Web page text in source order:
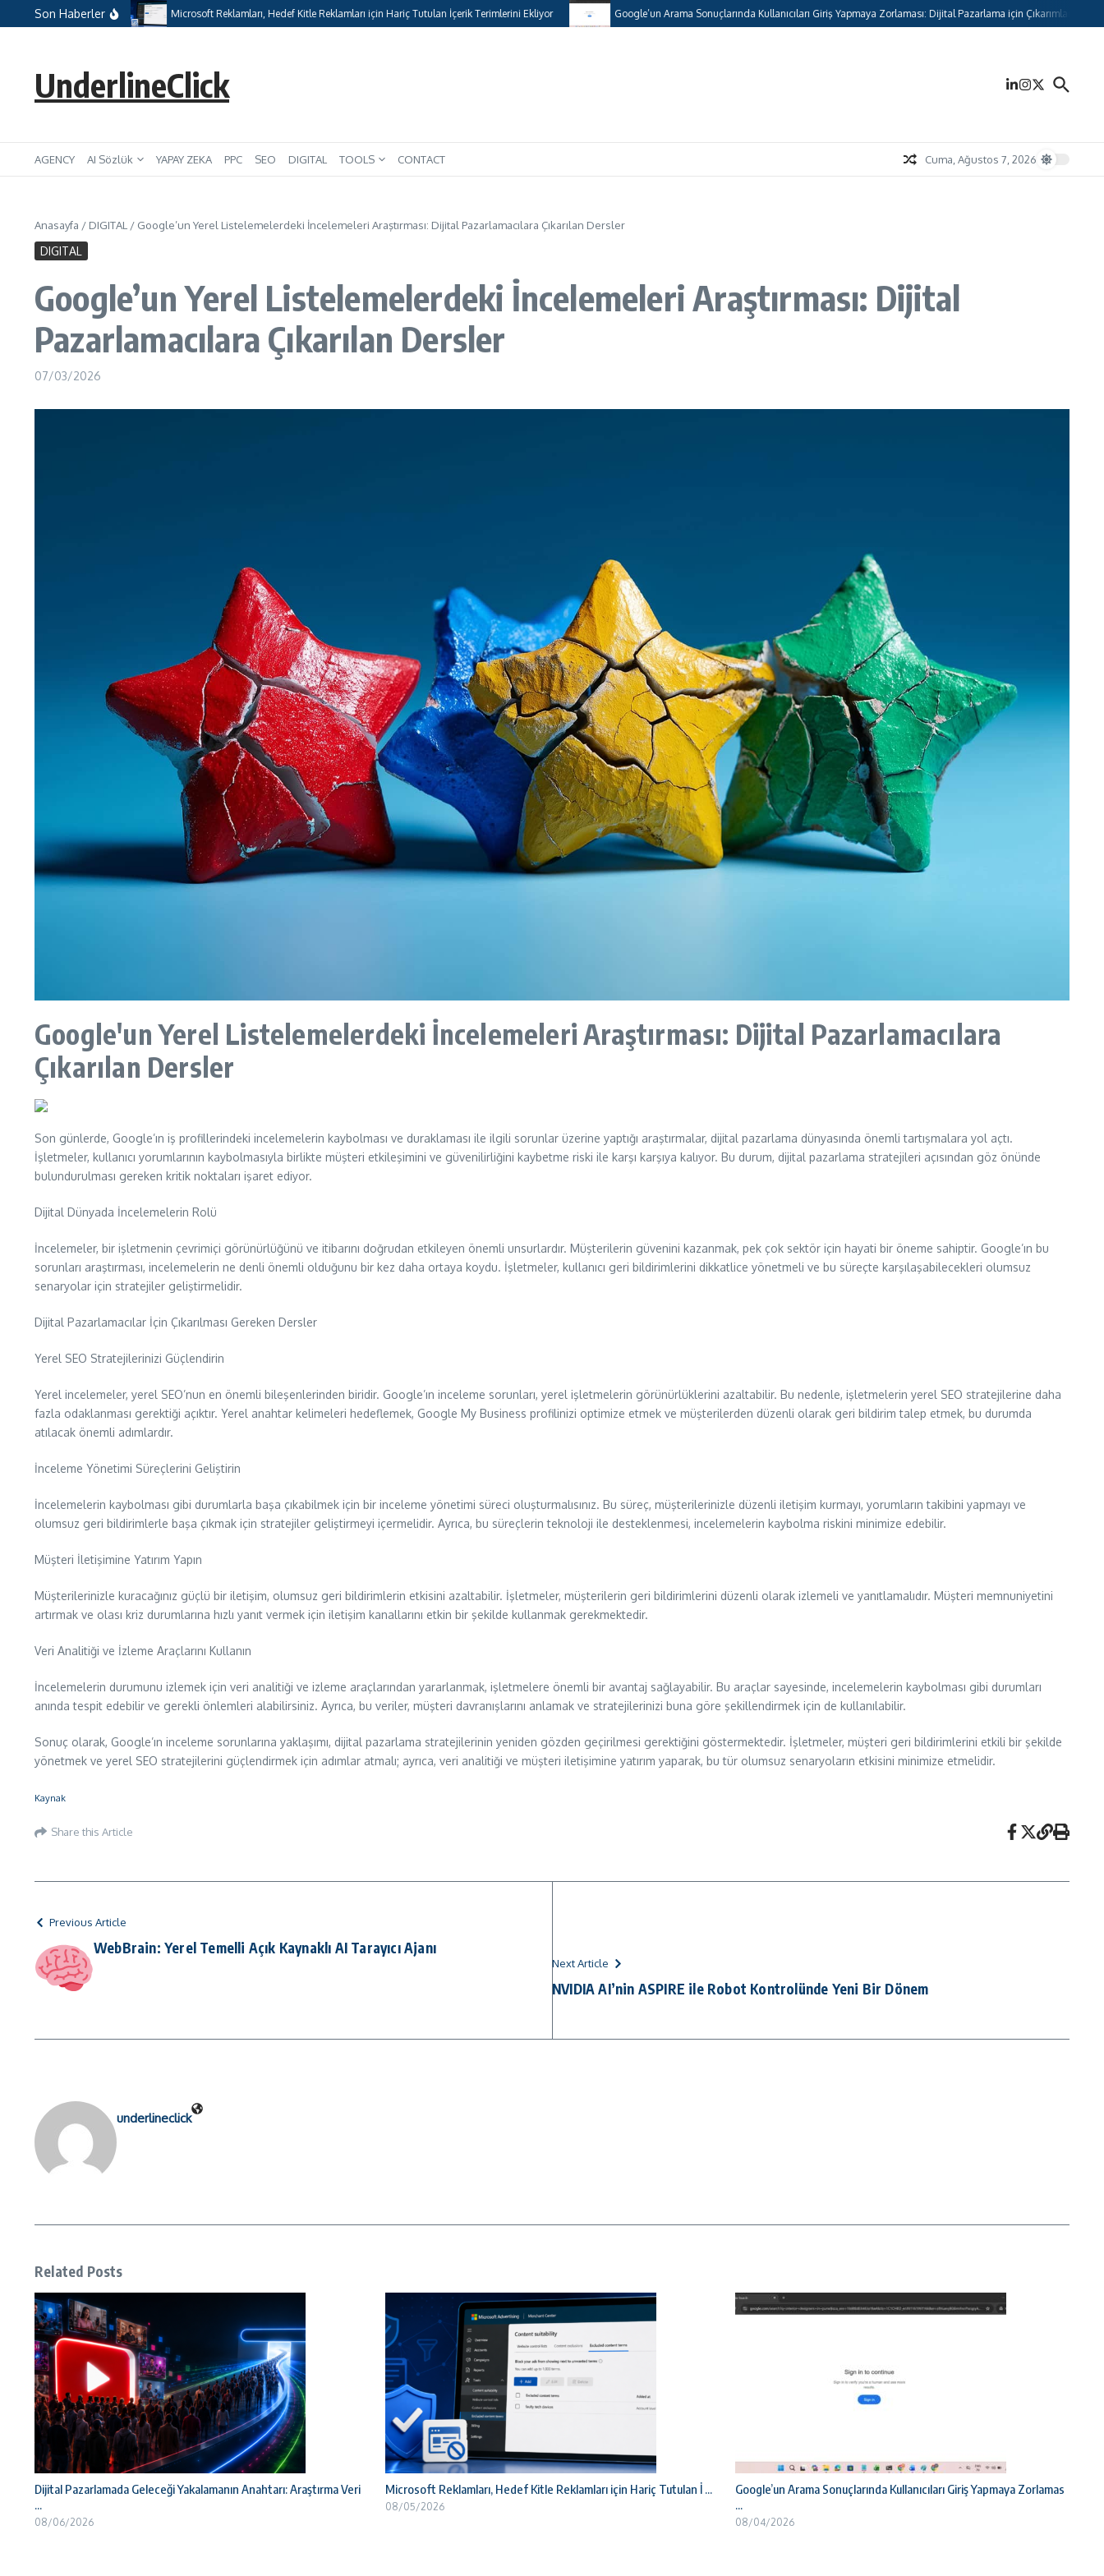
İçeriğe atlaSon Haberler
Tespit Etmek Microsoft Reklamları, Hedef Kitle Reklamları için Hariç Tutulan İçerik Terimlerini Ekliyor Google’un Arama Sonuçlarında Kullanıcıları Giriş Yapmaya Zorlaması: Dijital Pazarlama için Çıkarımlar
UnderlineClick
AGENCY AI Sözlük YAPAY ZEKA PPC SEO DIGITAL TOOLS CONTACT Cuma, Ağustos 7, 2026
Anasayfa / DIGITAL / Google’un Yerel Listelemelerdeki İncelemeleri Araştırması: Dijital Pazarlamacılara Çıkarılan Dersler
DIGITAL
Google’un Yerel Listelemelerdeki İncelemeleri Araştırması: Dijital
Pazarlamacılara Çıkarılan Dersler
07/03/2026
Google'un Yerel Listelemelerdeki İncelemeleri Araştırması: Dijital Pazarlamacılara
Çıkarılan Dersler
Son günlerde, Google’ın iş profillerindeki incelemelerin kaybolması ve duraklaması ile ilgili sorunlar üzerine yaptığı araştırmalar, dijital pazarlama dünyasında önemli tartışmalara yol açtı.
İşletmeler, kullanıcı yorumlarının kaybolmasıyla birlikte müşteri etkileşimini ve güvenilirliğini kaybetme riski ile karşı karşıya kalıyor. Bu durum, dijital pazarlama stratejileri açısından göz önünde
bulundurulması gereken kritik noktaları işaret ediyor.
Dijital Dünyada İncelemelerin Rolü
İncelemeler, bir işletmenin çevrimiçi görünürlüğünü ve itibarını doğrudan etkileyen önemli unsurlardır. Müşterilerin güvenini kazanmak, pek çok sektör için hayati bir öneme sahiptir. Google’ın bu
sorunları araştırması, incelemelerin ne denli önemli olduğunu bir kez daha ortaya koydu. İşletmeler, kullanıcı geri bildirimlerini dikkatlice yönetmeli ve bu süreçte karşılaşabilecekleri olumsuz
senaryolar için stratejiler geliştirmelidir.
Dijital Pazarlamacılar İçin Çıkarılması Gereken Dersler
Yerel SEO Stratejilerinizi Güçlendirin
Yerel incelemeler, yerel SEO’nun en önemli bileşenlerinden biridir. Google’ın inceleme sorunları, yerel işletmelerin görünürlüklerini azaltabilir. Bu nedenle, işletmelerin yerel SEO stratejilerine daha
fazla odaklanması gerektiği açıktır. Yerel anahtar kelimeleri hedeflemek, Google My Business profilinizi optimize etmek ve müşterilerden düzenli olarak geri bildirim talep etmek, bu durumda
atılacak önemli adımlardır.
İnceleme Yönetimi Süreçlerini Geliştirin
İncelemelerin kaybolması gibi durumlarla başa çıkabilmek için bir inceleme yönetimi süreci oluşturmalısınız. Bu süreç, müşterilerinizle düzenli iletişim kurmayı, yorumların takibini yapmayı ve
olumsuz geri bildirimlerle başa çıkmak için stratejiler geliştirmeyi içermelidir. Ayrıca, bu süreçlerin teknoloji ile desteklenmesi, incelemelerin kaybolma riskini minimize edebilir.
Müşteri İletişimine Yatırım Yapın
Müşterilerinizle kuracağınız güçlü bir iletişim, olumsuz geri bildirimlerin etkisini azaltabilir. İşletmeler, müşterilerin geri bildirimlerini düzenli olarak izlemeli ve yanıtlamalıdır. Müşteri memnuniyetini
artırmak ve olası kriz durumlarına hızlı yanıt vermek için iletişim kanallarını etkin bir şekilde kullanmak gerekmektedir.
Veri Analitiği ve İzleme Araçlarını Kullanın
İncelemelerin durumunu izlemek için veri analitiği ve izleme araçlarından yararlanmak, işletmelere önemli bir avantaj sağlayabilir. Bu araçlar sayesinde, incelemelerin kaybolması gibi durumları
anında tespit edebilir ve gerekli önlemleri alabilirsiniz. Ayrıca, bu veriler, müşteri davranışlarını anlamak ve stratejilerinizi buna göre şekillendirmek için de kullanılabilir.
Sonuç olarak, Google’ın inceleme sorunlarına yaklaşımı, dijital pazarlama stratejilerinin yeniden gözden geçirilmesi gerektiğini göstermektedir. İşletmeler, müşteri geri bildirimlerini etkili bir şekilde
yönetmek ve yerel SEO stratejilerini güçlendirmek için adımlar atmalı; ayrıca, veri analitiği ve müşteri iletişimine yatırım yaparak, bu tür olumsuz senaryoların etkisini minimize etmelidir.
Kaynak
Share this Article
Previous Article
WebBrain: Yerel Temelli Açık Kaynaklı AI Tarayıcı Ajanı
Next Article
NVIDIA AI’nin ASPIRE ile Robot Kontrolünde Yeni Bir Dönem
underlineclick
Related Posts
Dijital Pazarlamada Geleceği Yakalamanın Anahtarı: Araştırma Veri
...
08/06/2026
Microsoft Reklamları, Hedef Kitle Reklamları için Hariç Tutulan İ ...
08/05/2026
Google’un Arama Sonuçlarında Kullanıcıları Giriş Yapmaya Zorlamas
...
08/04/2026